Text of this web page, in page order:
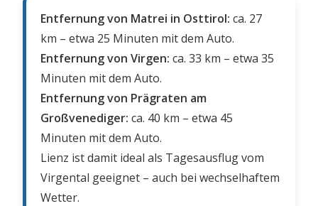
Entfernung von Matrei in Osttirol: ca. 27
km – etwa 25 Minuten mit dem Auto.
Entfernung von Virgen: ca. 33 km – etwa 35
Minuten mit dem Auto.
Entfernung von Prägraten am
Großvenediger: ca. 40 km – etwa 45
Minuten mit dem Auto.
Lienz ist damit ideal als Tagesausflug vom
Virgental geeignet – auch bei wechselhaftem
Wetter.